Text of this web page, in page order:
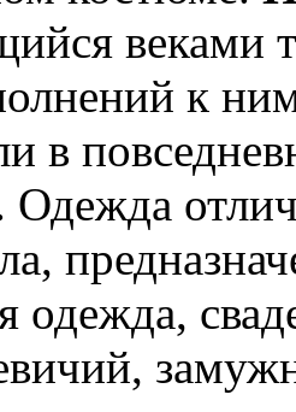
веками
к
в
Одежда
одежда,